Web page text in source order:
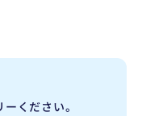
ください。